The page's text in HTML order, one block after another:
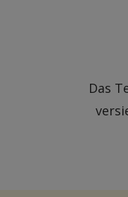
Das